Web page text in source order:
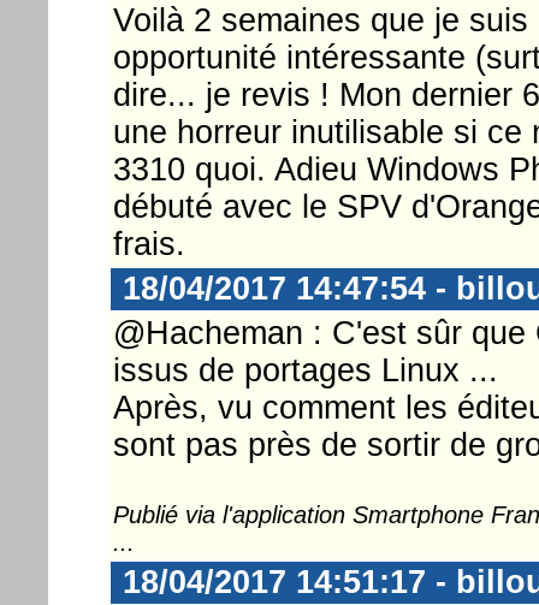
Voilà 2 semaines que je
opportunité intéressante
dire... je revis ! Mon dernier
une horreur inutilisable si ce
3310 quoi. Adieu Windows
débuté avec le SPV
frais.
18/04/2017 14:47:54 -
@Hacheman : C'est sûr
issus de portages Linux ...
Après, vu comment les
sont pas près de sortir de
Publié via l'application Smartphone
...
18/04/2017 14:51:17 -